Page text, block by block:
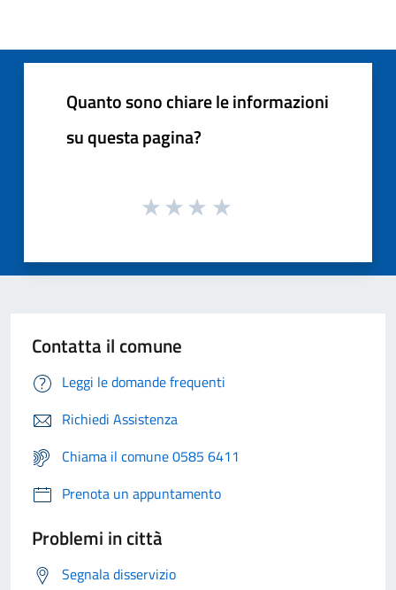
Quanto sono chiare le informazioni
su questa pagina?
Contatta il comune
Leggi le domande frequenti
Richiedi Assistenza
Chiama il comune 0585 6411
Prenota un appuntamento
Problemi in città
Segnala disservizio